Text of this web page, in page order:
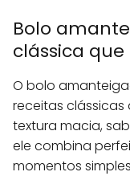
Bolo
clássica
O bolo
receitas
textura macia,
ele combina
momentos